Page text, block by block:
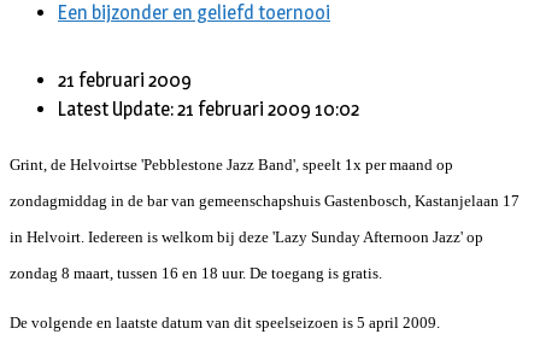
Een bijzonder en geliefd toernooi
21 februari 2009
Latest Update: 21 februari 2009 10:02
Grint, de Helvoirtse 'Pebblestone Jazz Band', speelt 1x per maand op
zondagmiddag in de bar van gemeenschapshuis Gastenbosch, Kastanjelaan 17
in Helvoirt. Iedereen is welkom bij deze 'Lazy Sunday Afternoon Jazz' op
zondag 8 maart, tussen 16 en 18 uur. De toegang is gratis.
De volgende en laatste datum van dit speelseizoen is 5 april 2009.